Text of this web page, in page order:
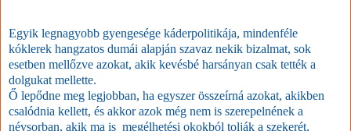
Egyik legnagyobb gyengesége káderpolitikája, mindenféle
kóklerek hangzatos dumái alapján szavaz nekik bizalmat, sok
esetben mellőzve azokat, akik kevésbé harsányan csak tették a
dolgukat mellette.
Ő lepődne meg legjobban, ha egyszer összeírná azokat, akikben
csalódnia kellett, és akkor azok még nem is szerepelnének a
névsorban, akik ma is megélhetési okokból tolják a szekerét,